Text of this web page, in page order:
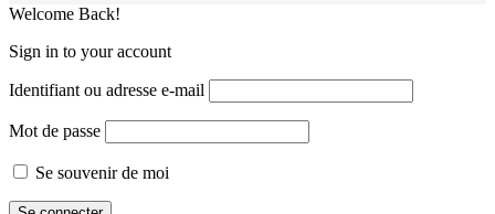
Welcome Back!
Sign in to your account
Identifiant ou adresse e-mail
Mot de passe
Se souvenir de moi